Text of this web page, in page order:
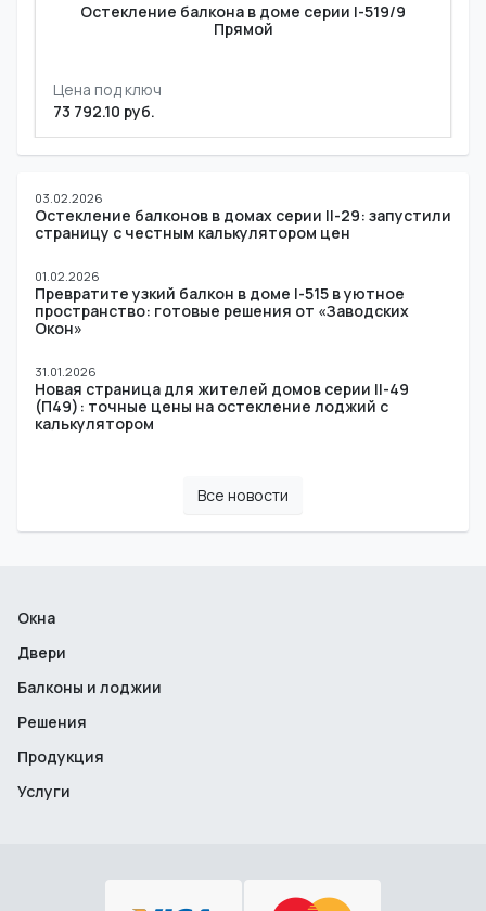
Остекление балкона в доме серии I-519/9
Прямой
Цена под ключ
73 792.10 руб.
03.02.2026
Остекление балконов в домах серии II-29: запустили
страницу с честным калькулятором цен
01.02.2026
Превратите узкий балкон в доме I-515 в уютное
пространство: готовые решения от «Заводских
Окон»
31.01.2026
Новая страница для жителей домов серии II-49
(П49): точные цены на остекление лоджий с
калькулятором
Все новости
Окна
Двери
Балконы и лоджии
Решения
Продукция
Услуги